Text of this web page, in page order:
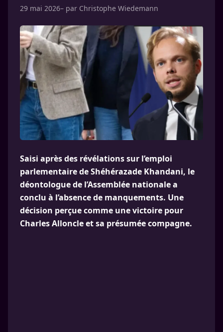
29 mai 2026– par Christophe Wiedemann
Saisi après des révélations sur l’emploi
parlementaire de Shéhérazade Khandani, le
déontologue de l’Assemblée nationale a
conclu à l’absence de manquements. Une
décision perçue comme une victoire pour
Charles Alloncle et sa présumée compagne.